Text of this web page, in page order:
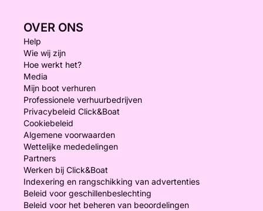
OVER ONS
Help
Wie wij zijn
Hoe werkt het?
Media
Mijn boot verhuren
Professionele verhuurbedrijven
Privacybeleid Click&Boat
Cookiebeleid
Algemene voorwaarden
Wettelijke mededelingen
Partners
Werken bij Click&Boat
Indexering en rangschikking van advertenties
Beleid voor geschillenbeslechting
Beleid voor het beheren van beoordelingen